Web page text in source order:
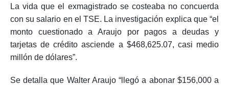
La vida que el exmagistrado se costeaba no concuerda
con su salario en el TSE. La investigación explica que “el
monto cuestionado a Araujo por pagos a deudas y
tarjetas de crédito asciende a $468,625.07, casi medio
millón de dólares”.
Se detalla que Walter Araujo “llegó a abonar $156,000 a